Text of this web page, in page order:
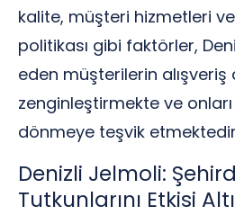
kalite, müşteri hizmetleri
politikası gibi faktörler,
eden müşterilerin alışveriş
zenginleştirmekte ve
dönmeye teşvik
Denizli Jelmoli:
Tutkunlarını Etkisi